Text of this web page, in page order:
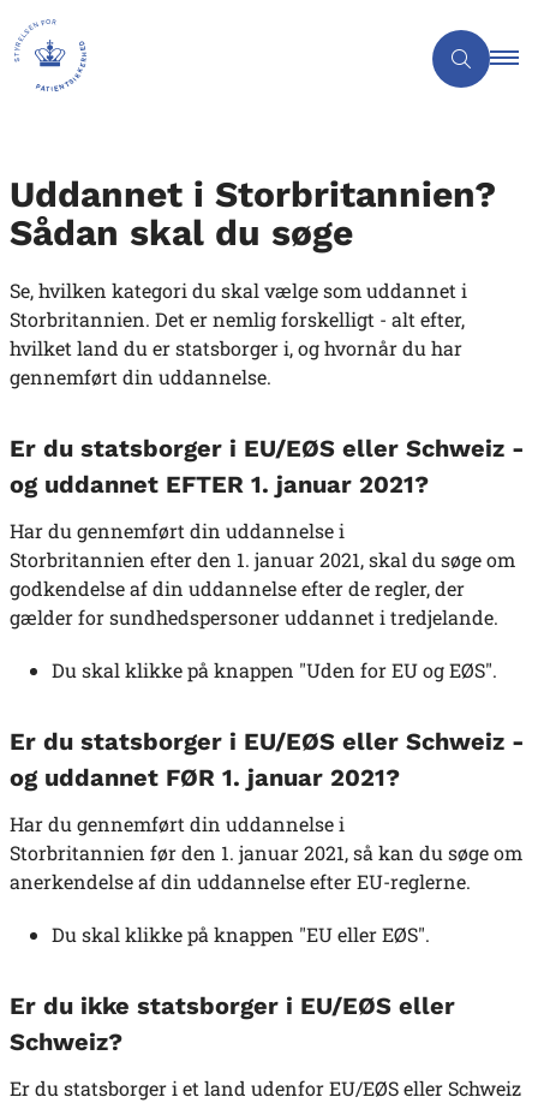
Uddannet i Storbritannien?
Sådan skal du søge
Se, hvilken kategori du skal vælge som uddannet i
Storbritannien. Det er nemlig forskelligt - alt efter,
hvilket land du er statsborger i, og hvornår du har
gennemført din uddannelse.
Er du statsborger i EU/EØS eller Schweiz -
og uddannet EFTER 1. januar 2021?
Har du gennemført din uddannelse i
Storbritannien efter den 1. januar 2021, skal du søge om
godkendelse af din uddannelse efter de regler, der
gælder for sundhedspersoner uddannet i tredjelande.
Du skal klikke på knappen "Uden for EU og EØS".
Er du statsborger i EU/EØS eller Schweiz -
og uddannet FØR 1. januar 2021?
Har du gennemført din uddannelse i
Storbritannien før den 1. januar 2021, så kan du søge om
anerkendelse af din uddannelse efter EU-reglerne.
Du skal klikke på knappen "EU eller EØS".
Er du ikke statsborger i EU/EØS eller
Schweiz?
Er du statsborger i et land udenfor EU/EØS eller Schweiz